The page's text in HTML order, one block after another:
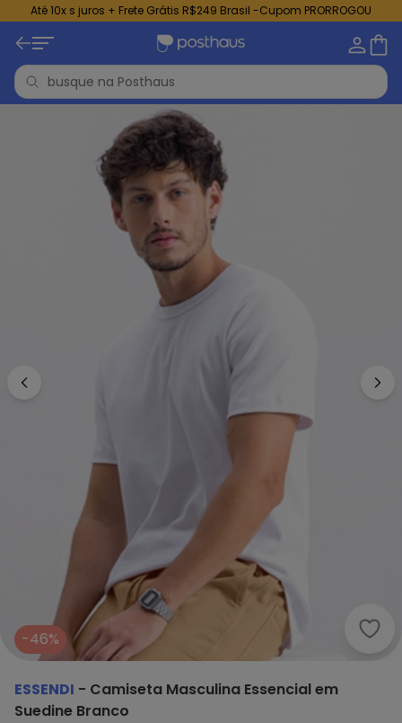
Até 10x s juros + Frete Grátis R$249 Brasil -Cupom PRORROGOU
-46%
ESSENDI - Camiseta Masculina Essencial em
Suedine Branco